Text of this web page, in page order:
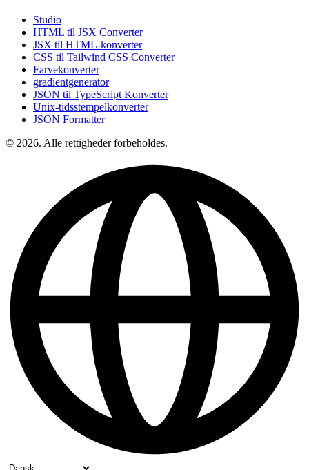
Studio
HTML til JSX Converter
JSX til HTML-konverter
CSS til Tailwind CSS Converter
Farvekonverter
gradientgenerator
JSON til TypeScript Konverter
Unix-tidsstempelkonverter
JSON Formatter
© 2026. Alle rettigheder forbeholdes.